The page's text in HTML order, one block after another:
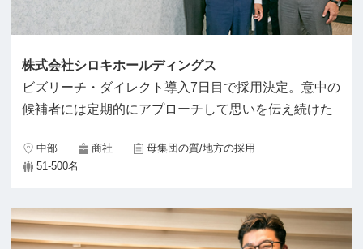
株式会社シロキホールディングス
ビズリーチ・ダイレクト導入7日目で採用決定。意中の
候補者には定期的にアプローチして思いを伝え続けた
中部 商社
母集団の質/地方の採用
51-500名